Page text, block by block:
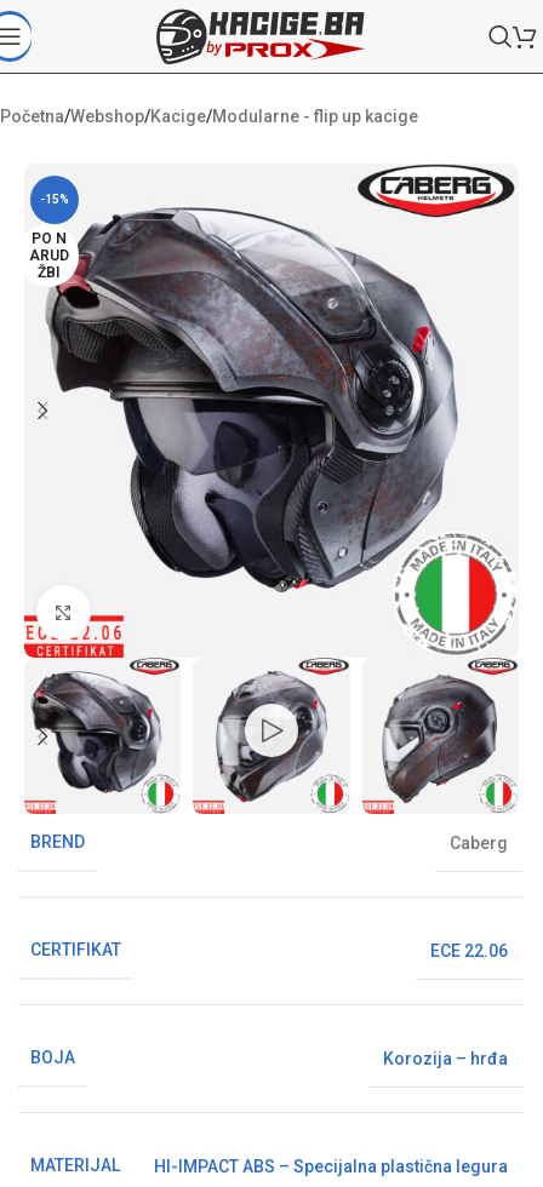
Početna/Webshop/Kacige/Modularne - flip up kacige
-15%
PO N
ARUD
ŽBI
Klikni da uvećaš sliku
BREND Caberg
CERTIFIKAT ECE 22.06
BOJA Korozija – hrđa
MATERIJAL HI-IMPACT ABS – Specijalna plastična legura